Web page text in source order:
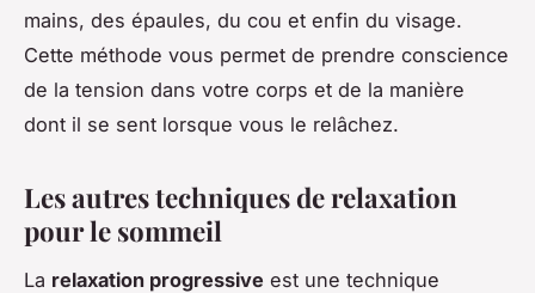
mains, des épaules, du cou et enfin du visage.
Cette méthode vous permet de prendre conscience
de la tension dans votre corps et de la manière
dont il se sent lorsque vous le relâchez.
Les autres techniques de relaxation
pour le sommeil
La relaxation progressive est une technique